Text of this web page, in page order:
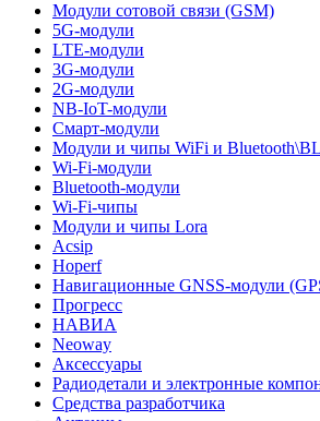
Модули сотовой связи (GSM)
5G-модули
LTE-модули
3G-модули
2G-модули
NB-IoT-модули
Смарт-модули
Модули и чипы WiFi и
Wi-Fi-модули
Bluetooth-модули
Wi-Fi-чипы
Модули и чипы Lora
Acsip
Hoperf
Навигационные GNSS-модули
Прогресс
НАВИА
Neoway
Аксессуары
Радиодетали и электронные
Средства разработчика